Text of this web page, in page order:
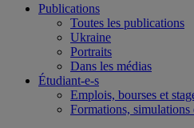
Publications
Toutes les publications
Ukraine
Portraits
Dans les médias
Étudiant-e-s
Emplois, bourses et
Formations, simulations